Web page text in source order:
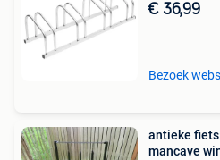
€ 36,99
Bezoek
antieke
mancave